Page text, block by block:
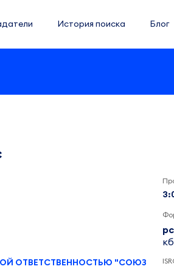
История поиска Блог
ОТВЕТСТВЕННОСТЬЮ "СОЮЗ